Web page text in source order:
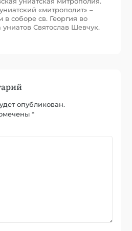
«митрополит» –
в соборе св. Георгия во
Святослав Шевчук.
опубликован.
*